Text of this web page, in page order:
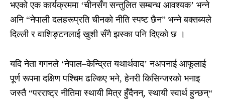
भएको एक कार्यक्रममा ‘चीनसँग सन्तुलित सम्बन्ध आवश्यक’ भन्ने
अनि “नेपाली दलहरूप्रति चीनको नीति स्पष्ट छैन” भन्ने बक्तब्यले
दिल्ली र वाशिङ्टनलाई खुशी सँगै झस्का पनि दिएको छ ।
यदि नेता गगनले ‘नेपाल–केन्द्रित यथार्थवाद’ नअपनाई आफूलाई
पूर्ण रूपमा दक्षिण पश्चिम ढल्किए भने, हेनरी किसिन्जरको भनाइ
जस्तै “परराष्ट्र नीतिमा स्थायी मित्र हुँदैनन्, स्थायी स्वार्थ हुन्छन्“